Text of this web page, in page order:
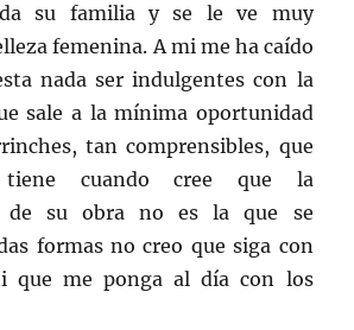
su familia y se le ve muy
femenina. A mi me ha caído
nada ser indulgentes con la
sale a la mínima oportunidad
tan comprensibles, que
cuando cree que la
de su obra no es la que se
formas no creo que siga con
que me ponga al día con los